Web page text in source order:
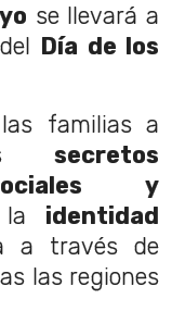
se llevará a
Día de los
familias a
secretos
y
la identidad
a través de
las regiones